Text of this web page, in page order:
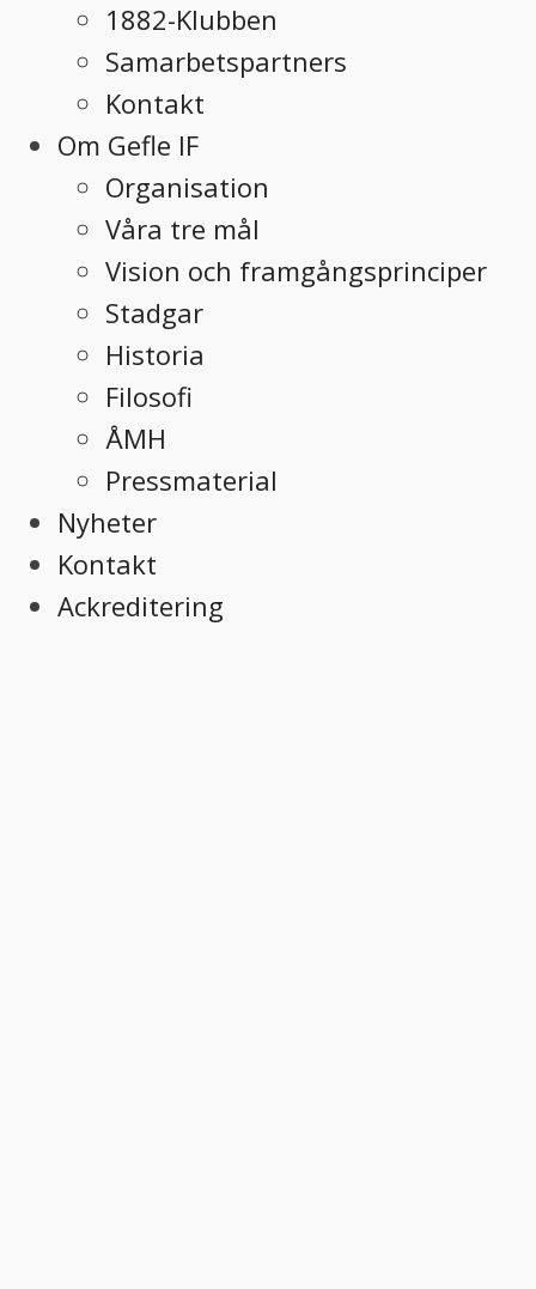
1882-Klubben
Samarbetspartners
Kontakt
Om Gefle IF
Organisation
Våra tre mål
Vision och framgångsprinciper
Stadgar
Historia
Filosofi
ÅMH
Pressmaterial
Nyheter
Kontakt
Ackreditering